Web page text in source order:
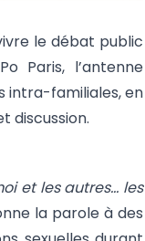
le débat public
Paris, l’antenne
intra-familiales, en
discussion.
et les autres… les
la parole à des